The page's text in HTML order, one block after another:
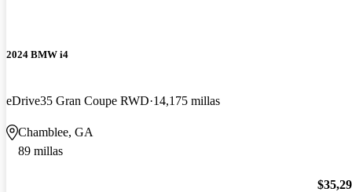
2024 BMW i4
eDrive35 Gran Coupe RWD 14,175 millas
Chamblee, GA
89 millas